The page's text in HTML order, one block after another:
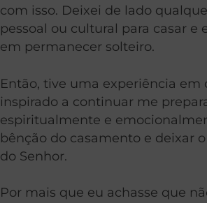
com isso. Deixei de lado
pessoal ou cultural para casar e
em permanecer solteiro.
Então, tive uma experiência em
inspirado a continuar me
espiritualmente e
bênção do casamento e deixar
do Senhor.
Por mais que eu achasse que